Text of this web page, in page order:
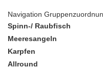
Navigation
Spinn-/ Raubfisch
Meeresangeln
Karpfen
Allround